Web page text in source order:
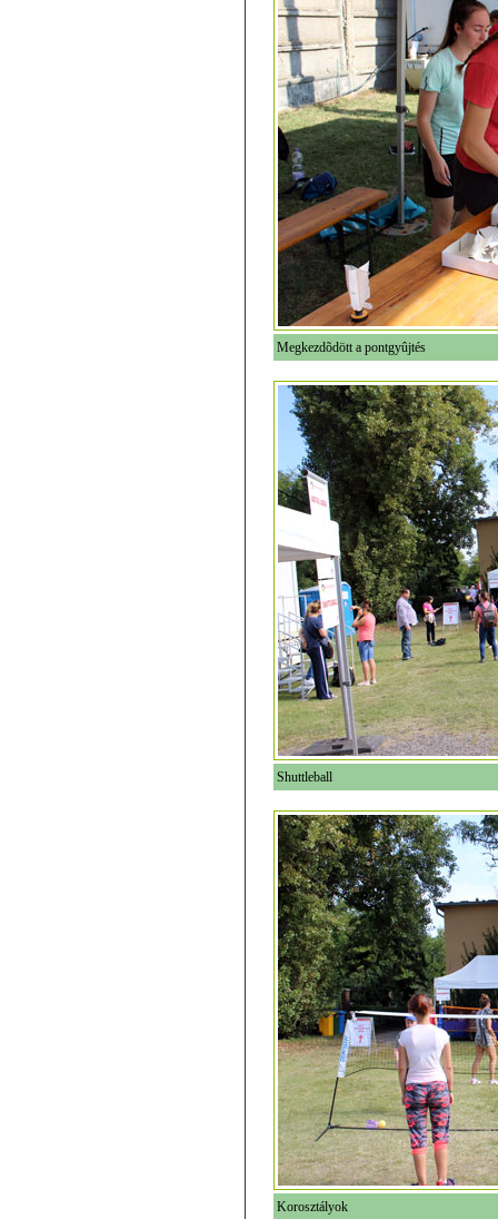
Megkezdõdött a pontgyûjtés
Shuttleball
Korosztályok